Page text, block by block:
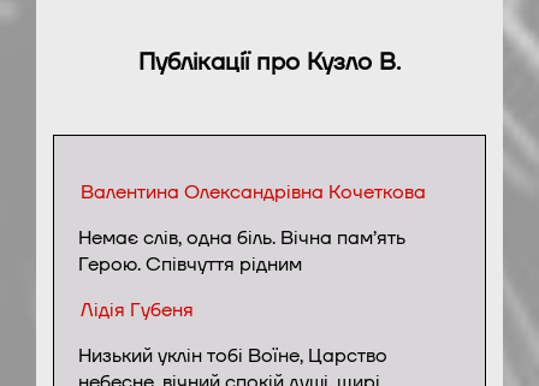
Публікації про Кузло В.
Валентина Олександрівна Кочеткова
Немає слів, одна біль. Вічна пам’ять
Герою. Співчуття рідним
Лідія Губеня
Низький уклін тобі Воїне, Царство